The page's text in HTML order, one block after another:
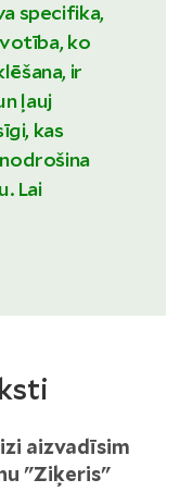
specifika,
ko
ir
ļauj
kas
Lai
aizvadīsim
"Ziķeris"